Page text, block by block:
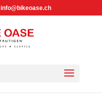
info@bikeoase.ch